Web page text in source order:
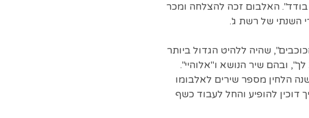
עם אשתו, ו"בודד בודד". האלבום זכה להצלחה ומכר
שהיה ללהיט הגדול ביותר
קורא לך", ובהם שיר הנושא ו"אלוהיי".
הלחין מספר שירים לאלבומו
להופיע והחל לעבוד כשף